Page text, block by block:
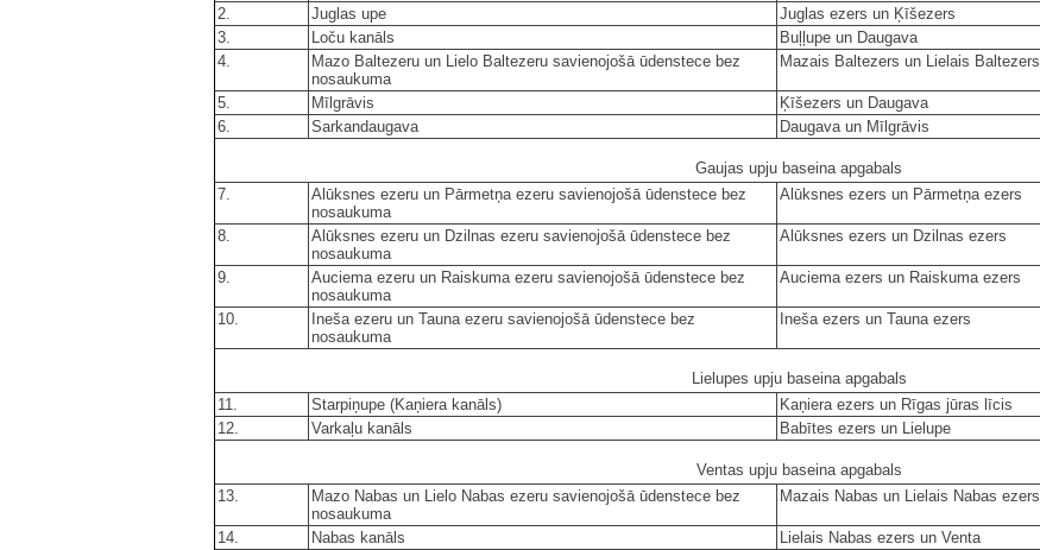
2.
Juglas upe Juglas ezers un Ķīšezers
3.
Loču kanāls Buļļupe un Daugava
4.
Mazo Baltezeru un Lielo Baltezeru savienojošā ūdenstece bez
nosaukuma
Mazais Baltezers un Lielais Baltezers
5. Mīlgrāvis Ķīšezers un Daugava
6.
Sarkandaugava Daugava un Mīlgrāvis
Gaujas upju baseina apgabals
7.
Alūksnes ezeru un Pārmetņa ezeru savienojošā ūdenstece bez
nosaukuma
Alūksnes ezers un Pārmetņa ezers
8.
Alūksnes ezeru un Dzilnas ezeru savienojošā ūdenstece bez
nosaukuma
Alūksnes ezers un Dzilnas ezers
9.
Auciema ezeru un Raiskuma ezeru savienojošā ūdenstece bez
nosaukuma
Auciema ezers un Raiskuma ezers
10.
Ineša ezeru un Tauna ezeru savienojošā ūdenstece bez
nosaukuma
Ineša ezers un Tauna ezers
Lielupes upju baseina apgabals
11.
Starpiņupe (Kaņiera kanāls) Kaņiera ezers un Rīgas jūras līcis
12.
Varkaļu kanāls Babītes ezers un Lielupe
Ventas upju baseina apgabals
13.
Mazo Nabas un Lielo Nabas ezeru savienojošā ūdenstece bez
nosaukuma
Mazais Nabas un Lielais Nabas ezers
14. Nabas kanāls Lielais Nabas ezers un Venta